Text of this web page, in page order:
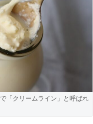
「クリームライン」と呼ばれ